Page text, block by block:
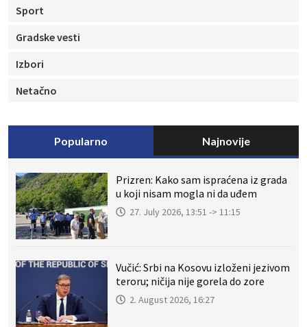
Sport
Gradske vesti
Izbori
Netačno
Popularno Najnovije
Prizren: Kako sam ispraćena iz grada
u koji nisam mogla ni da uđem
27. July 2026, 13:51 -> 11:15
Vučić: Srbi na Kosovu izloženi jezivom
teroru; ničija nije gorela do zore
2. August 2026, 16:27